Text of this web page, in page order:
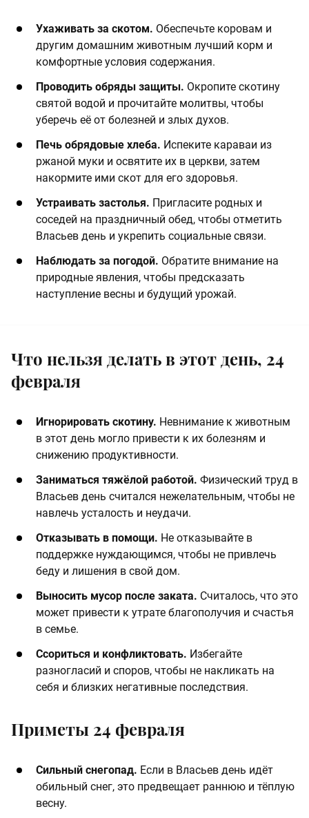
Ухаживать за скотом. Обеспечьте коровам и
другим домашним животным лучший корм и
комфортные условия содержания.
Проводить обряды защиты. Окропите скотину
святой водой и прочитайте молитвы, чтобы
уберечь её от болезней и злых духов.
Печь обрядовые хлеба. Испеките караваи из
ржаной муки и освятите их в церкви, затем
накормите ими скот для его здоровья.
Устраивать застолья. Пригласите родных и
соседей на праздничный обед, чтобы отметить
Власьев день и укрепить социальные связи.
Наблюдать за погодой. Обратите внимание на
природные явления, чтобы предсказать
наступление весны и будущий урожай.
Что нельзя делать в этот день, 24
февраля
Игнорировать скотину. Невнимание к животным
в этот день могло привести к их болезням и
снижению продуктивности.
Заниматься тяжёлой работой. Физический труд в
Власьев день считался нежелательным, чтобы не
навлечь усталость и неудачи.
Отказывать в помощи. Не отказывайте в
поддержке нуждающимся, чтобы не привлечь
беду и лишения в свой дом.
Выносить мусор после заката. Считалось, что это
может привести к утрате благополучия и счастья
в семье.
Ссориться и конфликтовать. Избегайте
разногласий и споров, чтобы не накликать на
себя и близких негативные последствия.
Приметы 24 февраля
Сильный снегопад. Если в Власьев день идёт
обильный снег, это предвещает раннюю и тёплую
весну.